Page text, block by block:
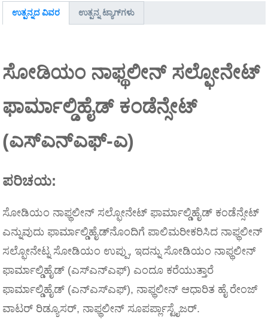
ಉತ್ಪನ್ನದ ವಿವರ ಉತ್ಪನ್ನ ಟ್ಯಾಗ್‌ಗಳು
ಸೋಡಿಯಂ ನಾಫ್ಥಲೀನ್ ಸಲ್ಫೋನೇಟ್
ಫಾರ್ಮಾಲ್ಡಿಹೈಡ್ ಕಂಡೆನ್ಸೇಟ್
(ಎಸ್‌ಎನ್‌ಎಫ್-ಎ)
ಪರಿಚಯ:
ಸೋಡಿಯಂ ನಾಫ್ಥಲೀನ್ ಸಲ್ಫೋನೇಟ್ ಫಾರ್ಮಾಲ್ಡಿಹೈಡ್ ಕಂಡೆನ್ಸೇಟ್
ಎನ್ನುವುದು ಫಾರ್ಮಾಲ್ಡಿಹೈಡ್‌ನೊಂದಿಗೆ ಪಾಲಿಮರೀಕರಿಸಿದ ನಾಫ್ಥಲೀನ್
ಸಲ್ಫೋನೇಟ್ನ ಸೋಡಿಯಂ ಉಪ್ಪು, ಇದನ್ನು ಸೋಡಿಯಂ ನಾಫ್ಥಲೀನ್
ಫಾರ್ಮಾಲ್ಡಿಹೈಡ್ (ಎಸ್‌ಎನ್‌ಎಫ್) ಎಂದೂ ಕರೆಯುತ್ತಾರೆ
ಫಾರ್ಮಾಲ್ಡಿಹೈಡ್ (ಎನ್ಎಸ್ಎಫ್), ನಾಫ್ಥಲೀನ್ ಆಧಾರಿತ ಹೈ ರೇಂಜ್
ವಾಟರ್ ರಿಡ್ಯೂಸರ್, ನಾಫ್ಥಲೀನ್ ಸೂಪರ್ಪ್ಲಾಸ್ಟೈಜರ್.